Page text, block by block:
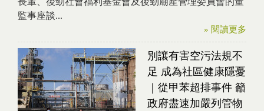
監事座談...
» 閱讀更多
別讓有害空污法規不
足 成為社區健康隱憂
｜從甲苯超排事件 籲
政府盡速加嚴列管物